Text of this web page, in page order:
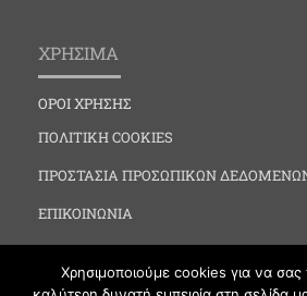
ΧΡΗΣΙΜΑ
ΟΡΟΙ ΧΡΗΣΗΣ
ΠΟΛΙΤΙΚΗ COOKIES
ΠΡΟΣΤΑΣΙΑ ΠΡΟΣΩΠΙΚΩΝ
ΕΠΙΚΟΙΝΩΝΙΑ
Χρησιμοποιούμε cookies για να